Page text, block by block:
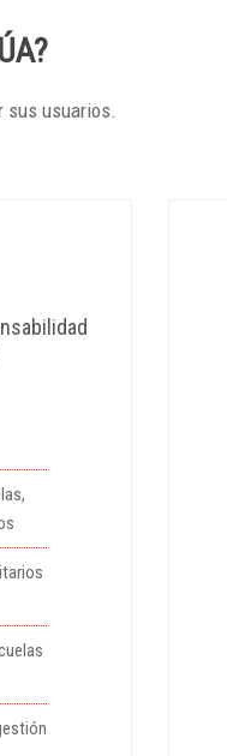
sus usuarios.